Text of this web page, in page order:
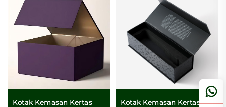
Kotak Kemasan Kertas
Kotak Kemasan Kertas